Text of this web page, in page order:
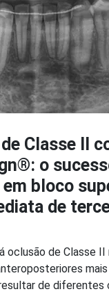
Classe II
o
bloco
de
oclusão de Classe
de diferentes